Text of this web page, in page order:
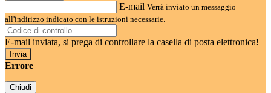
E-mail Verrà inviato un messaggio
all'indirizzo indicato con le istruzioni necessarie.
E-mail inviata, si prega di controllare la casella di posta elettronica!
Errore
Chiudi